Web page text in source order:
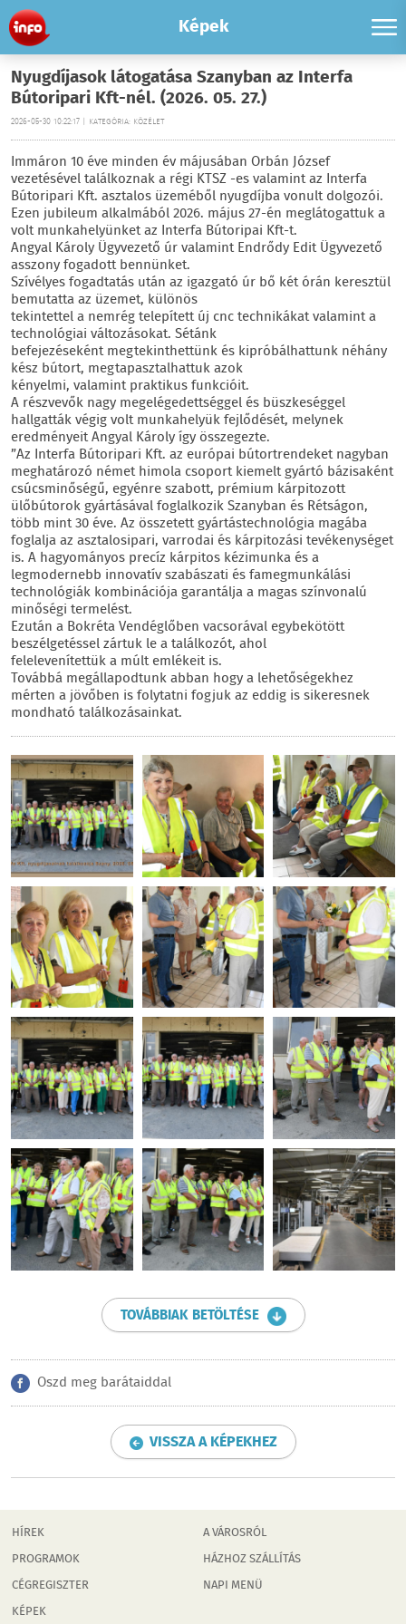
Képek
Nyugdíjasok látogatása Szanyban az Interfa
Bútoripari Kft-nél. (2026. 05. 27.)
2026-05-30 10:22:17 | KATEGÓRIA: KÖZÉLET
Immáron 10 éve minden év májusában Orbán József
vezetésével találkoznak a régi KTSZ -es valamint az Interfa
Bútoripari Kft. asztalos üzeméből nyugdíjba vonult dolgozói.
Ezen jubileum alkalmából 2026. május 27-én meglátogattuk a
volt munkahelyünket az Interfa Bútoripai Kft-t.
Angyal Károly Ügyvezető úr valamint Endrődy Edit Ügyvezető
asszony fogadott bennünket.
Szívélyes fogadtatás után az igazgató úr bő két órán keresztül
bemutatta az üzemet, különös
tekintettel a nemrég telepített új cnc technikákat valamint a
technológiai változásokat. Sétánk
befejezéseként megtekinthettünk és kipróbálhattunk néhány
kész bútort, megtapasztalhattuk azok
kényelmi, valamint praktikus funkcióit.
A részvevők nagy megelégedettséggel és büszkeséggel
hallgatták végig volt munkahelyük fejlődését, melynek
eredményeit Angyal Károly így összegezte.
”Az Interfa Bútoripari Kft. az európai bútortrendeket nagyban
meghatározó német himola csoport kiemelt gyártó bázisaként
csúcsminőségű, egyénre szabott, prémium kárpitozott
ülőbútorok gyártásával foglalkozik Szanyban és Rétságon,
több mint 30 éve. Az összetett gyártástechnológia magába
foglalja az asztalosipari, varrodai és kárpitozási tevékenységet
is. A hagyományos precíz kárpitos kézimunka és a
legmodernebb innovatív szabászati és famegmunkálási
technológiák kombinációja garantálja a magas színvonalú
minőségi termelést.
Ezután a Bokréta Vendéglőben vacsorával egybekötött
beszélgetéssel zártuk le a találkozót, ahol
felelevenítettük a múlt emlékeit is.
Továbbá megállapodtunk abban hogy a lehetőségekhez
mérten a jövőben is folytatni fogjuk az eddig is sikeresnek
mondható találkozásainkat.
TOVÁBBIAK BETÖLTÉSE
Oszd meg barátaiddal
VISSZA A KÉPEKHEZ
HÍREK
PROGRAMOK
CÉGREGISZTER
KÉPEK
A VÁROSRÓL
HÁZHOZ SZÁLLÍTÁS
NAPI MENÜ